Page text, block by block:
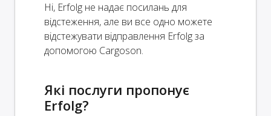
Ні, Erfolg не надає посилань для
відстеження, але ви все одно можете
відстежувати відправлення Erfolg за
допомогою Cargoson.
Які послуги пропонує
Erfolg?